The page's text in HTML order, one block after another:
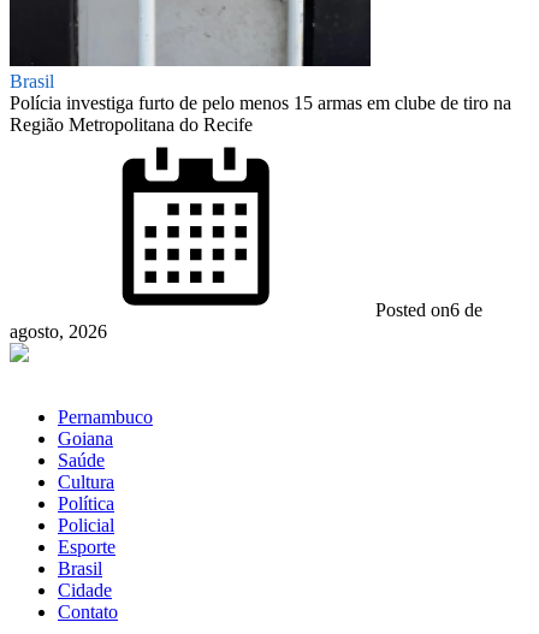
Brasil
Polícia investiga furto de pelo menos 15 armas em clube de tiro na
Região Metropolitana do Recife
Posted on6 de
agosto, 2026
Pernambuco
Goiana
Saúde
Cultura
Política
Policial
Esporte
Brasil
Cidade
Contato